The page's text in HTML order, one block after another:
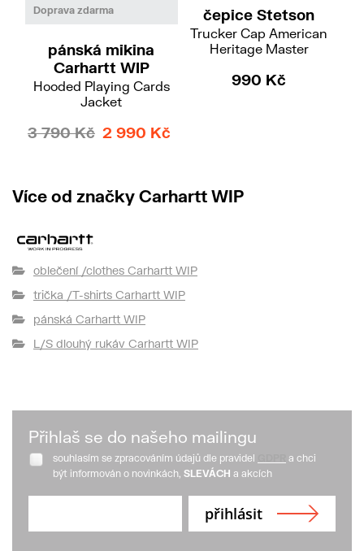
Doprava zdarma
SLXL
pánská mikina
Carhartt WIP
Hooded Playing Cards
Jacket
3 790 Kč 2 990 Kč
čepice Stetson
Trucker Cap American
Heritage Master
990 Kč
Více od značky Carhartt WIP
oblečení /clothes Carhartt WIP
trička /T-shirts Carhartt WIP
pánská Carhartt WIP
L/S dlouhý rukáv Carhartt WIP
Přihlaš se do našeho mailingu
souhlasím se zpracováním údajů dle pravidel
a chci
být informován o novinkách, SLEVÁCH a akcích